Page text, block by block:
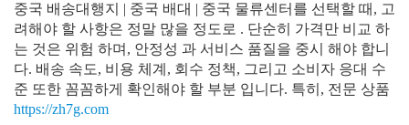
중국 배송대행지 | 중국 배대 | 중국 물류센터를 선택할 때, 고
려해야 할 사항은 정말 많을 정도로 . 단순히 가격만 비교 하
는 것은 위험 하며, 안정성 과 서비스 품질을 중시 해야 합니
다. 배송 속도, 비용 체계, 회수 정책, 그리고 소비자 응대 수
준 또한 꼼꼼하게 확인해야 할 부분 입니다. 특히, 전문 상품
https://zh7g.com